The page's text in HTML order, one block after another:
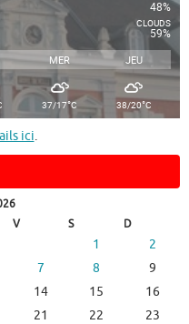
48%
CLOUDS
59%
MER JEU
37/17°C 38/20°C
ici.
V S D
1
2
7 8
9
14 15
16
21 22
23